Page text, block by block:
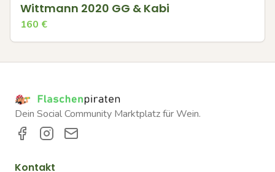
Wittmann 2020 GG & Kabi
160 €
Dein Social Community Marktplatz für Wein.
Kontakt